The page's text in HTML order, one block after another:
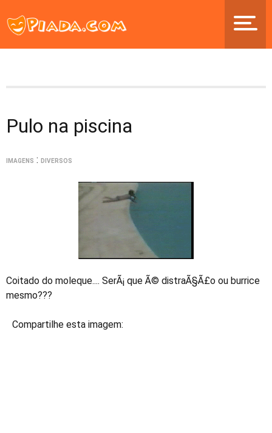
Pulo na piscina
IMAGENS : DIVERSOS
Coitado do moleque.... SerÃ¡ que Ã© distraÃ§Ã£o ou burrice
mesmo???
Compartilhe esta imagem: